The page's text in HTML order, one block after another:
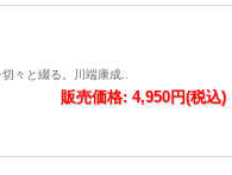
々と綴る。川端康成..
販売価格: 4,950円(税込)